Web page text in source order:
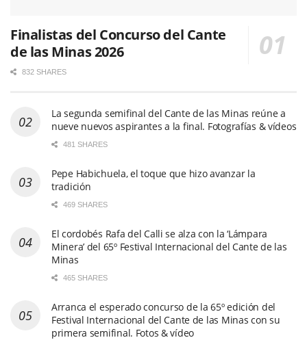
Finalistas del Concurso del Cante
de las Minas 2026
832 SHARES
La segunda semifinal del Cante de las Minas reúne a
nueve nuevos aspirantes a la final. Fotografías & vídeos
481 SHARES
Pepe Habichuela, el toque que hizo avanzar la
tradición
469 SHARES
El cordobés Rafa del Calli se alza con la ‘Lámpara
Minera’ del 65º Festival Internacional del Cante de las
Minas
465 SHARES
Arranca el esperado concurso de la 65º edición del
Festival Internacional del Cante de las Minas con su
primera semifinal. Fotos & vídeo